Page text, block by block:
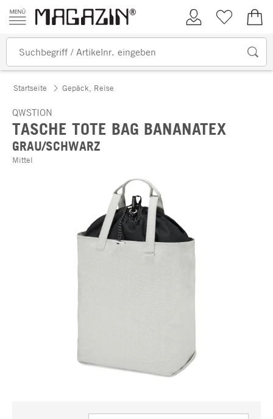
Zum Inhalt springen
Kundenkonto
Merkliste
Startseite Gepäck, Reise
QWSTION
TASCHE TOTE BAG BANANATEX
GRAU/SCHWARZ
Mittel